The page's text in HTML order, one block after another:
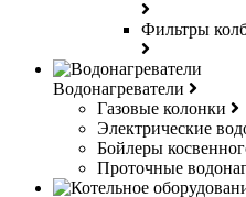
Фильтры
Водонагреватели
Газовые колонки
Электрические
Бойлеры
Проточные